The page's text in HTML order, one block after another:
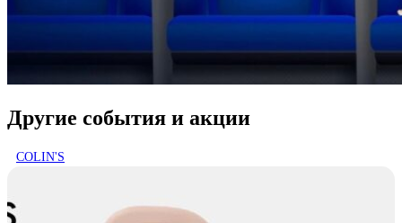
Другие события и акции
COLIN'S